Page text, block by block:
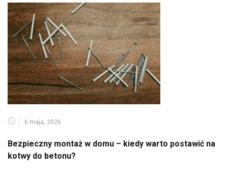
6 maja, 2026
Bezpieczny montaż w domu – kiedy warto postawić na
kotwy do betonu?